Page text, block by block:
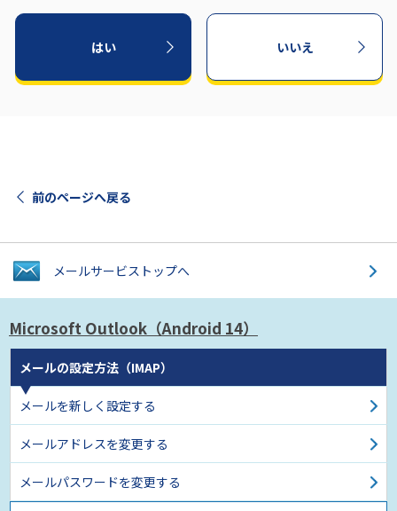
はい いいえ
前のページへ戻る
メールサービス トップへ
Microsoft Outlook （Android 14）
メールの設定方法（IMAP）
メールを新しく設定する
メールアドレスを変更する
メールパスワードを変更する